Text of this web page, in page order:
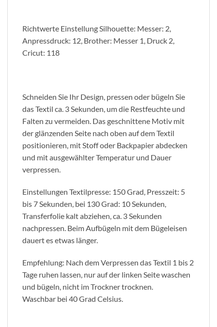
Richtwerte Einstellung Silhouette: Messer: 2,
Anpressdruck: 12, Brother: Messer 1, Druck 2,
Cricut: 118
Schneiden Sie Ihr Design, pressen oder bügeln Sie
das Textil ca. 3 Sekunden, um die Restfeuchte und
Falten zu vermeiden. Das geschnittene Motiv mit
der glänzenden Seite nach oben auf dem Textil
positionieren, mit Stoff oder Backpapier abdecken
und mit ausgewählter Temperatur und Dauer
verpressen.
Einstellungen Textilpresse: 150 Grad, Presszeit: 5
bis 7 Sekunden, bei 130 Grad: 10 Sekunden,
Transferfolie kalt abziehen, ca. 3 Sekunden
nachpressen. Beim Aufbügeln mit dem Bügeleisen
dauert es etwas länger.
Empfehlung: Nach dem Verpressen das Textil 1 bis 2
Tage ruhen lassen, nur auf der linken Seite waschen
und bügeln, nicht im Trockner trocknen.
Waschbar bei 40 Grad Celsius.